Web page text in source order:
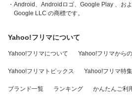
・Android、Androidロゴ、Google Play 、お
Google LLC の商標です。
Yahoo!フリマについて
Yahoo!フリマについて Yahoo!フリマから
Yahoo!フリマトピックス Yahoo!フリマ特集
ブランド一覧 ランキング かんたんご利